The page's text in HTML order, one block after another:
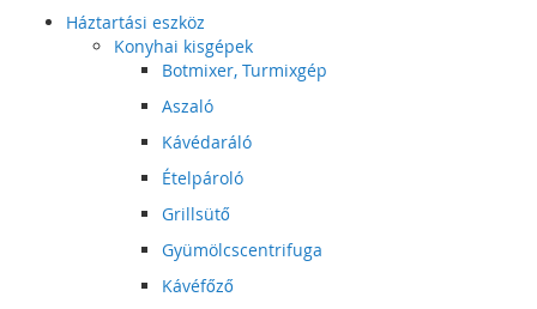
Háztartási eszköz
Konyhai kisgépek
Botmixer, Turmixgép
Aszaló
Kávédaráló
Ételpároló
Grillsütő
Gyümölcscentrifuga
Kávéfőző